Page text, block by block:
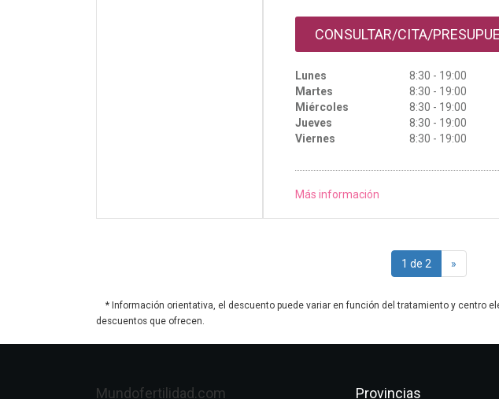
CONSULTAR/CITA/
Lunes
8:30 - 19:00
Martes
8:30 - 19:00
Miércoles
8:30 - 19:00
Jueves
8:30 - 19:00
Viernes
8:30 - 19:00
Más información
1 de 2 »
* Información orientativa, el descuento puede variar en función del tratamiento y centro
descuentos que ofrecen.
Mundofertilidad.com Provincias